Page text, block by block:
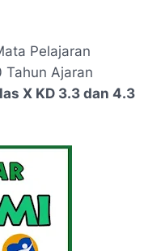
Pelajaran
Tahun Ajaran
X KD 3.3 dan 4.3